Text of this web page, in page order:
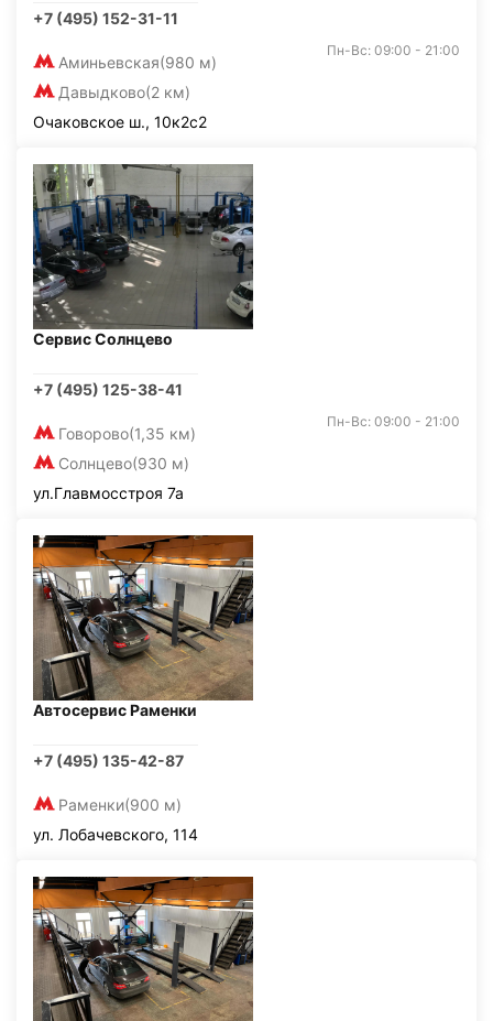
+7 (495) 152-31-11
Аминьевская(980 м)
Давыдково(2 км)
Пн-Вс: 09:00 - 21:00
Очаковское ш., 10к2с2
Сервис Солнцево
+7 (495) 125-38-41
Говорово(1,35 км)
Солнцево(930 м)
Пн-Вс: 09:00 - 21:00
ул.Главмосстроя 7а
Автосервис Раменки
+7 (495) 135-42-87
Раменки(900 м)
ул. Лобачевского, 114